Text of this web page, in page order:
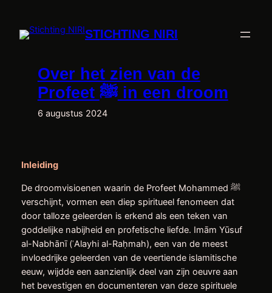
STICHTING NIRI
Over het zien van de
Profeet ﷺ in een droom
6 augustus 2024
Inleiding
De droomvisioenen waarin de Profeet Mohammed ﷺ
verschijnt, vormen een diep spiritueel fenomeen dat
door talloze geleerden is erkend als een teken van
goddelijke nabijheid en profetische liefde. Imām Yūsuf
al-Nabhānī (ʿAlayhi al-Raḥmah), een van de meest
invloedrijke geleerden van de veertiende islamitische
eeuw, wijdde een aanzienlijk deel van zijn oeuvre aan
het bevestigen en documenteren van deze spirituele